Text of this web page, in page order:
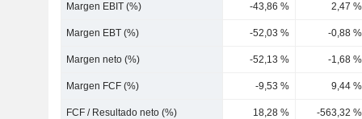
Margen EBIT (%) -43,86 % 2,47 %
Margen EBT (%) -52,03 % -0,88 %
Margen neto (%) -52,13 % -1,68 %
Margen FCF (%) -9,53 % 9,44 %
FCF / Resultado neto (%) 18,28 % -563,32 %